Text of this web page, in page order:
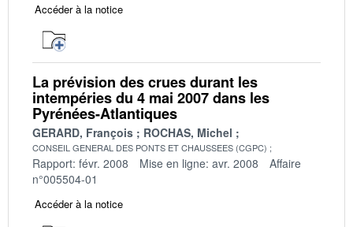
Accéder à la notice
La prévision des crues durant les
intempéries du 4 mai 2007 dans les
Pyrénées-Atlantiques
GERARD, François ROCHAS, Michel
CONSEIL GENERAL DES PONTS ET CHAUSSEES (CGPC)
Rapport: févr. 2008 Mise en ligne: avr. 2008
Affaire
n°005504-01
Accéder à la notice